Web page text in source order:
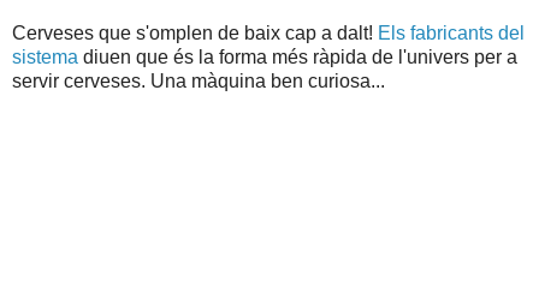
Cerveses que s'omplen de baix cap a dalt! Els fabricants del
sistema diuen que és la forma més ràpida de l'univers per a
servir cerveses. Una màquina ben curiosa...